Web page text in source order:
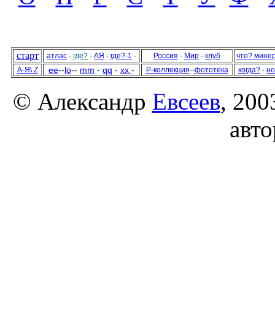
старт атлас - где? - АЯ - где?-1 - Россия - Мир - клуб
что?
А-Я\ Z
ee--lo-- mm - qq - xx - Р-коллекция--фототека когда? -
© Александр Евсеев,